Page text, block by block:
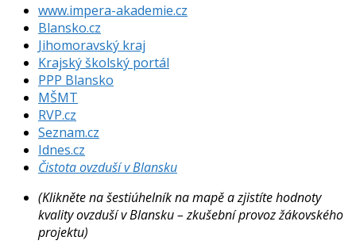
www.impera-akademie.cz
Blansko.cz
Jihomoravský kraj
Krajský školský portál
PPP Blansko
MŠMT
RVP.cz
Seznam.cz
Idnes.cz
Čistota ovzduší v Blansku
(Klikněte na šestiúhelník na mapě a zjistíte hodnoty
kvality ovzduší v Blansku – zkušební provoz žákovského
projektu)